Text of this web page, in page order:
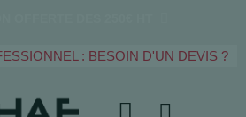
: BESOIN D'UN DEVIS ?